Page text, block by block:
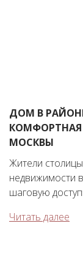
ДОМ В
КОМФОРТНАЯ
МОСКВЫ
Жители
недвижимости
шаговую
Читать далее